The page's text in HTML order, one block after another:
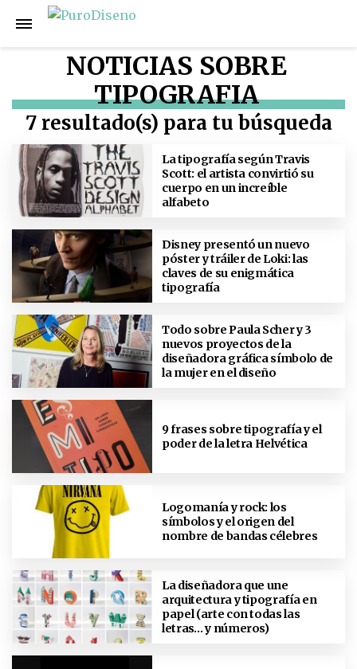
NOTICIAS SOBRE
TIPOGRAFIA
7 resultado(s) para tu búsqueda
La tipografía según Travis
Scott: el artista convirtió su
cuerpo en un increíble
alfabeto
Disney presentó un nuevo
póster y tráiler de Loki: las
claves de su enigmática
tipografía
Todo sobre Paula Scher y 3
nuevos proyectos de la
diseñadora gráfica símbolo de
la mujer en el diseño
9 frases sobre tipografía y el
poder de la letra Helvética
Logomanía y rock: los
símbolos y el origen del
nombre de bandas célebres
La diseñadora que une
arquitectura y tipografía en
papel (arte con todas las
letras… y números)